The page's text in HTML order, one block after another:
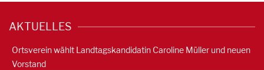
AKTUELLES
Ortsverein wählt Landtagskandidatin Caroline Müller und neuen
Vorstand